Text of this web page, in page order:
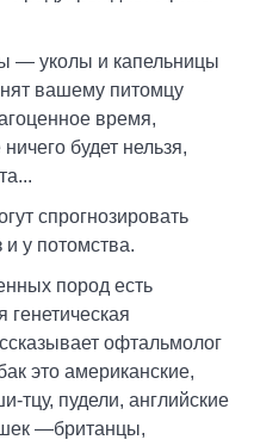
— уколы и капельницы
вашему питомцу
время,
будет нельзя,
спрогнозировать
у потомства.
пород есть
генетическая
офтальмолог
это американские,
тцу, пудели, английские
—британцы,